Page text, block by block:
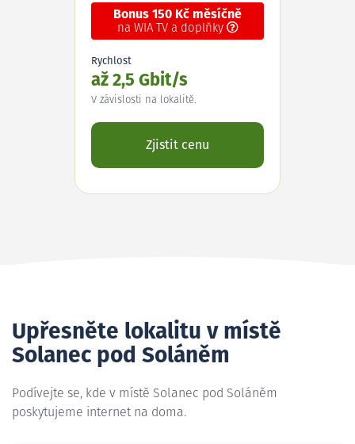
Bonus 150 Kč měsíčně
na WIA TV a doplňky
Rychlost
až 2,5 Gbit/s
V závislosti na lokalitě.
Zjistit cenu
Upřesněte lokalitu v místě
Solanec pod Soláněm
Podívejte se, kde v místě Solanec pod Soláněm
poskytujeme internet na doma.